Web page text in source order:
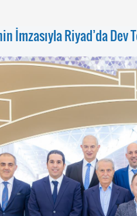
İmzasıyla Riyad’da Dev